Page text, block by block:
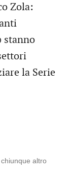
Zola:
stanno
la Serie
altro